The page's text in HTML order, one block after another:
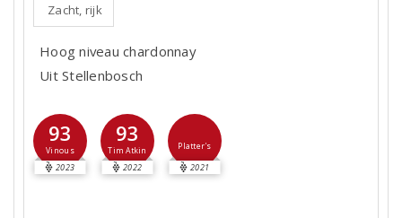
Zacht, rijk
Hoog niveau chardonnay
Uit Stellenbosch
93
Vinous
2023
93
Tim Atkin
2022
Platter's
2021